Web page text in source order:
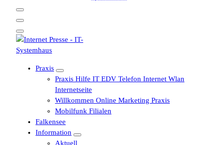
Praxis
Praxis Hilfe IT EDV Telefon Internet Wlan
Internetseite
Willkommen Online Marketing Praxis
Mobilfunk Filialen
Falkensee
Information
Aktuell